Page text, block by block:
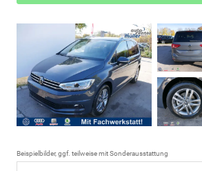
Beispielbilder, ggf. teilweise mit Sonderausstattung